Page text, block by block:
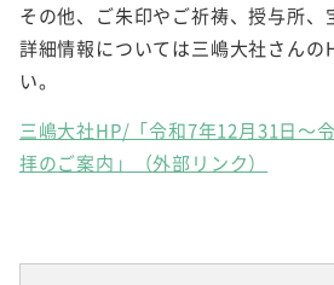
その他、ご朱印やご祈祷、授与所、
詳細情報については三嶋大社さんの
い。
三嶋大社HP/「令和7年12月31日～
拝のご案内」（外部リンク）